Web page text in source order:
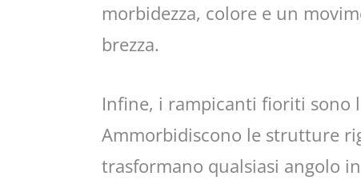
morbidezza, colore e un
brezza.
Infine, i rampicanti fioriti sono
Ammorbidiscono le strutture
trasformano qualsiasi angolo